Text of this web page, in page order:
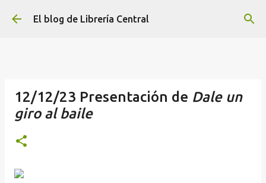
Ir al contenido principal
El blog de Librería Central
12/12/23 Presentación de Dale un
giro al baile